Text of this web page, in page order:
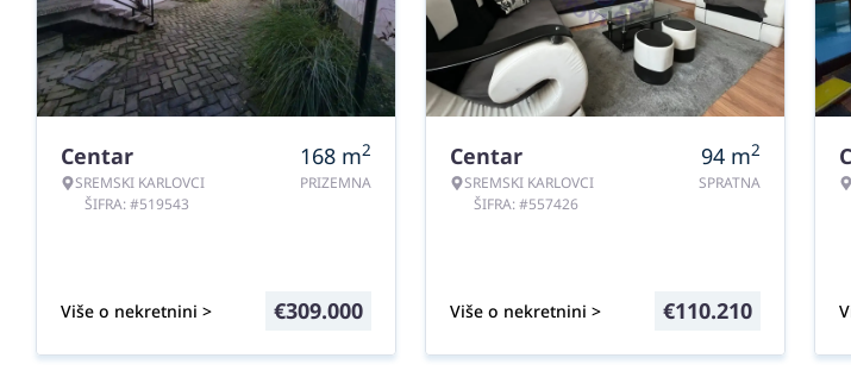
Centar
SREMSKI KARLOVCI
ŠIFRA: #519543
168 m2
PRIZEMNA
Više o nekretnini > €309.000
Centar
SREMSKI KARLOVCI
ŠIFRA: #557426
94 m2
SPRATNA
Više o nekretnini > €110.210